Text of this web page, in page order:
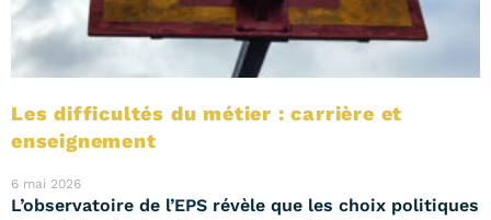
Les difficultés du métier : carrière et
enseignement
6 mai 2026
L’observatoire de l’EPS révèle que les choix politiques